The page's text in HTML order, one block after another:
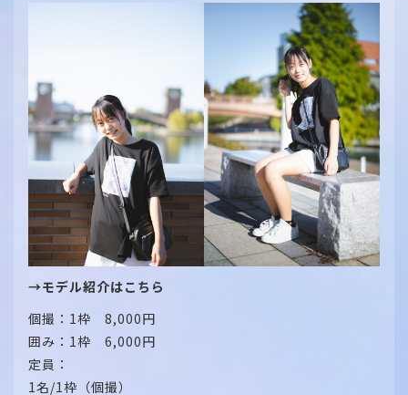
→モデル紹介はこちら
個撮：1枠 8,000円
囲み：1枠 6,000円
定員：
1名/1枠（個撮）